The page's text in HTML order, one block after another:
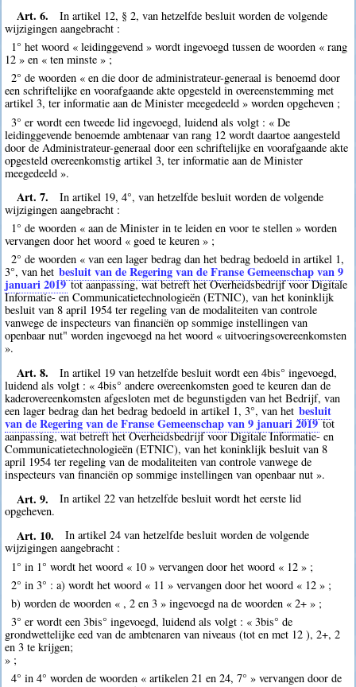
Art. 6.
In artikel 12, § 2, van hetzelfde besluit worden de volgende
wijzigingen aangebracht :
1° het woord « leidinggevend » wordt ingevoegd tussen de woorden « rang
12 » en « ten minste » ;
2° de woorden « en die door de administrateur-generaal is benoemd door
een schriftelijke en voorafgaande akte opgesteld in overeenstemming met
artikel 3, ter informatie aan de Minister meegedeeld » worden opgeheven ;
3° er wordt een tweede lid ingevoegd, luidend als volgt : « De
leidinggevende benoemde ambtenaar van rang 12 wordt daartoe aangesteld
door de Administrateur-generaal door een schriftelijke en voorafgaande akte
opgesteld overeenkomstig artikel 3, ter informatie aan de Minister
meegedeeld ».
Art. 7.
In artikel 19, 4°, van hetzelfde besluit worden de volgende
wijzigingen aangebracht :
1° de woorden « aan de Minister in te leiden en voor te stellen » worden
vervangen door het woord « goed te keuren » ;
2° de woorden « van een lager bedrag dan het bedrag bedoeld in artikel 1,
3°, van het besluit van de Regering van de Franse Gemeenschap van 9
januari 2019tot aanpassing, wat betreft het Overheidsbedrijf voor Digitale
Informatie- en Communicatietechnologieën (ETNIC), van het koninklijk
besluit van 8 april 1954 ter regeling van de modaliteiten van controle
vanwege de inspecteurs van financiën op sommige instellingen van
openbaar nut" worden ingevoegd na het woord « uitvoeringsovereenkomsten
».
Art. 8.
In artikel 19 van hetzelfde besluit wordt een 4bis° ingevoegd,
luidend als volgt : « 4bis° andere overeenkomsten goed te keuren dan de
kaderovereenkomsten afgesloten met de begunstigden van het Bedrijf, van
een lager bedrag dan het bedrag bedoeld in artikel 1, 3°, van het besluit
van de Regering van de Franse Gemeenschap van 9 januari 2019tot
aanpassing, wat betreft het Overheidsbedrijf voor Digitale Informatie- en
Communicatietechnologieën (ETNIC), van het koninklijk besluit van 8
april 1954 ter regeling van de modaliteiten van controle vanwege de
inspecteurs van financiën op sommige instellingen van openbaar nut ».
Art. 9.
In artikel 22 van hetzelfde besluit wordt het eerste lid
opgeheven.
Art. 10.
In artikel 24 van hetzelfde besluit worden de volgende
wijzigingen aangebracht :
1° in 1° wordt het woord « 10 » vervangen door het woord « 12 » ;
2° in 3° : a) wordt het woord « 11 » vervangen door het woord « 12 » ;
b) worden de woorden « , 2 en 3 » ingevoegd na de woorden « 2+ » ;
3° er wordt een 3bis° ingevoegd, luidend als volgt : « 3bis° de
grondwettelijke eed van de ambtenaren van niveaus (tot en met 12 ), 2+, 2
en 3 te krijgen;
» ;
4° in 4° worden de woorden « artikelen 21 en 24, 7° » vervangen door de